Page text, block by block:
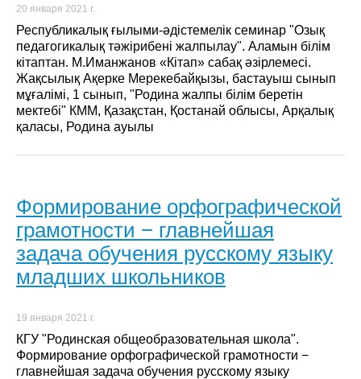
20 января 2021 г.
Республикалық ғылыми-әдістемелік семинар "Озық
педагогикалық тәжірибені жалпылау". Аламын білім
кітаптан. М.Иманжанов «Кітап» сабақ әзірлемесі.
Жақсылық Ақерке Мерекебайқызы, бастауыш сынып
мұғалімі, 1 сынып, "Родина жалпы білім беретін
мектебі" КММ, Қазақстан, Қостанай облысы, Арқалық
қаласы, Родина ауылы
Формирование орфографической
грамотности − главнейшая
задача обучения русскому языку
младших школьников
19 января 2021 г.
КГУ "Родинская общеобразовательная школа".
Формирование орфографической грамотности −
главнейшая задача обучения русскому языку